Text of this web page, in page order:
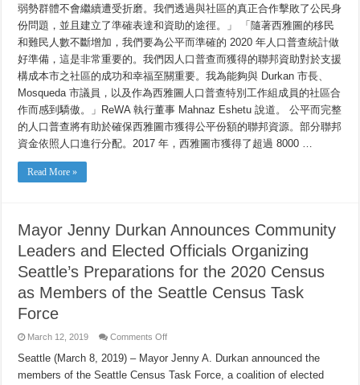
圖
人
口
普
查
特
別
小
組）
的
成
員
弱勢群體不會繼續遭受折磨。我們透過與社區的真正合作擊敗了公民身
份問題，並且建立了準確表達和資助的途徑。」 「隨著西雅圖的移民
和難民人數不斷增加，我們要為公平而準確的 2020 年人口普查統計做
好準備，這是非常重要的。我們因人口普查而獲得的聯邦資助對於支援
構成本市之社區的成功和幸福至關重要。我為能夠與 Durkan 市長、
Mosqueda 市議員，以及作為西雅圖人口普查特別工作組成員的社區合
作而感到驕傲。」ReWA 執行董事 Mahnaz Eshetu 說道。 公平而完整
的人口普查將有助於確保西雅圖市獲得公平份額的聯邦資源。部分聯邦
資金依照人口進行分配。2017 年，西雅圖市獲得了超過 8000 …
Read More »
Mayor Jenny Durkan Announces Community
Leaders and Elected Officials Organizing
Seattle’s Preparations for the 2020 Census
as Members of the Seattle Census Task
Force
March 12, 2019 Comments Offon
Jenny
Durkan
Announces
Seattle (March 8, 2019) – Mayor Jenny A. Durkan announced the
members of the Seattle Census Task Force, a coalition of elected